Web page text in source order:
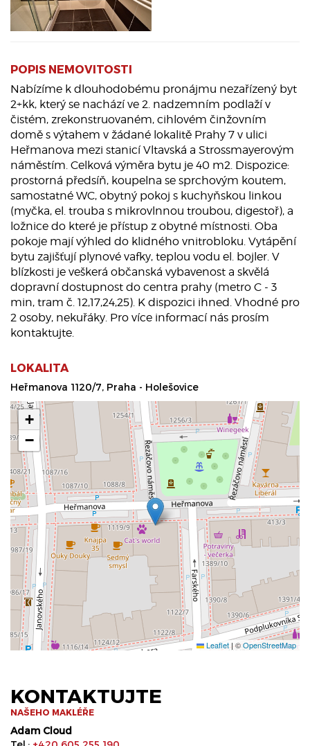
POPIS NEMOVITOSTI
Nabízíme k dlouhodobému pronájmu nezařízený byt
2+kk, který se nachází ve 2. nadzemním podlaží v
čistém, zrekonstruovaném, cihlovém činžovním
domě s výtahem v žádané lokalitě Prahy 7 v ulici
Heřmanova mezi stanicí Vltavská a Strossmayerovým
náměstím. Celková výměra bytu je 40 m2. Dispozice:
prostorná předsíň, koupelna se sprchovým koutem,
samostatné WC, obytný pokoj s kuchyňskou linkou
(myčka, el. trouba s mikrovlnnou troubou, digestoř), a
ložnice do které je přístup z obytné místnosti. Oba
pokoje mají výhled do klidného vnitrobloku. Vytápění
bytu zajišťují plynové vafky, teplou vodu el. bojler. V
blízkosti je veškerá občanská vybavenost a skvělá
dopravní dostupnost do centra prahy (metro C - 3
min, tram č. 12,17,24,25). K dispozici ihned. Vhodné pro
2 osoby, nekuřáky. Pro více informací nás prosím
kontaktujte.
LOKALITA
Heřmanova 1120/7, Praha - Holešovice
+
−
Leaflet |©OpenStreetMap
KONTAKTUJTE
NAŠEHO MAKLÉŘE
Adam Cloud